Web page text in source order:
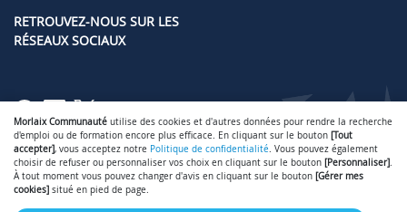
RETROUVEZ-NOUS SUR LES
RÉSEAUX SOCIAUX
Gérer mes cookies-Mentions légales-
Conditions générales d'utilisation
Morlaix Communauté utilise des cookies et d'autres données pour rendre la recherche
d'emploi ou de formation encore plus efficace. En cliquant sur le bouton [Tout
accepter], vous acceptez notre Politique de confidentialité. Vous pouvez également
choisir de refuser ou personnaliser vos choix en cliquant sur le bouton [Personnaliser].
À tout moment vous pouvez changer d'avis en cliquant sur le bouton [Gérer mes
cookies] situé en pied de page.